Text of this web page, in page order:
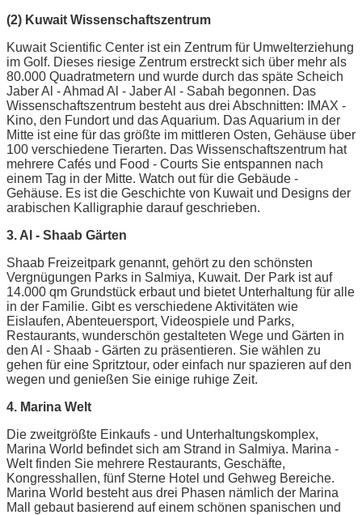
(2) Kuwait Wissenschaftszentrum
Kuwait Scientific Center ist ein Zentrum für Umwelterziehung
im Golf. Dieses riesige Zentrum erstreckt sich über mehr als
80.000 Quadratmetern und wurde durch das späte Scheich
Jaber Al - Ahmad Al - Jaber Al - Sabah begonnen. Das
Wissenschaftszentrum besteht aus drei Abschnitten: IMAX -
Kino, den Fundort und das Aquarium. Das Aquarium in der
Mitte ist eine für das größte im mittleren Osten, Gehäuse über
100 verschiedene Tierarten. Das Wissenschaftszentrum hat
mehrere Cafés und Food - Courts Sie entspannen nach
einem Tag in der Mitte. Watch out für die Gebäude -
Gehäuse. Es ist die Geschichte von Kuwait und Designs der
arabischen Kalligraphie darauf geschrieben.
3. Al - Shaab Gärten
Shaab Freizeitpark genannt, gehört zu den schönsten
Vergnügungen Parks in Salmiya, Kuwait. Der Park ist auf
14.000 qm Grundstück erbaut und bietet Unterhaltung für alle
in der Familie. Gibt es verschiedene Aktivitäten wie
Eislaufen, Abenteuersport, Videospiele und Parks,
Restaurants, wunderschön gestalteten Wege und Gärten in
den Al - Shaab - Gärten zu präsentieren. Sie wählen zu
gehen für eine Spritztour, oder einfach nur spazieren auf den
wegen und genießen Sie einige ruhige Zeit.
4. Marina Welt
Die zweitgrößte Einkaufs - und Unterhaltungskomplex,
Marina World befindet sich am Strand in Salmiya. Marina -
Welt finden Sie mehrere Restaurants, Geschäfte,
Kongresshallen, fünf Sterne Hotel und Gehweg Bereiche.
Marina World besteht aus drei Phasen nämlich der Marina
Mall gebaut basierend auf einem schönen spanischen und